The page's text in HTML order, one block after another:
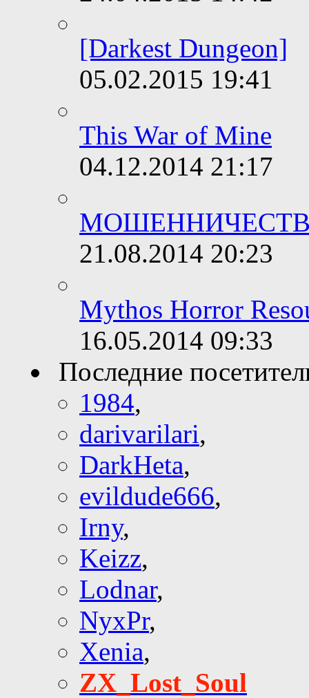
[Darkest Dungeon]
05.02.2015 19:41
This War of Mine
04.12.2014 21:17
21.08.2014 20:23
Mythos Horror
16.05.2014 09:33
Последние
1984,
darivarilari,
DarkHeta,
evildude666,
Irny,
Keizz,
Lodnar,
NyxPr,
Xenia,
ZX_Lost_Soul